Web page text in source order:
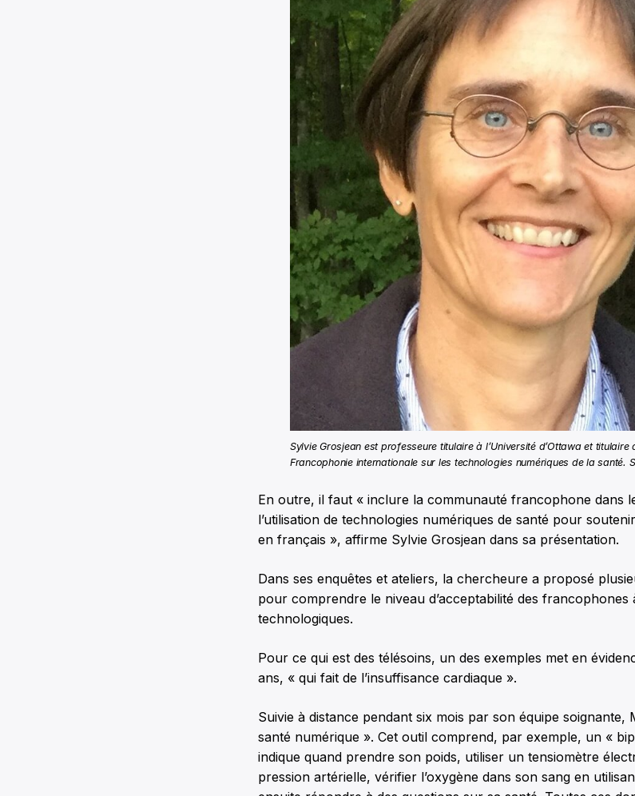
Sylvie Grosjean est professeure titulaire à l’Université d’Ottawa et
Francophonie internationale sur les technologies numériques de la santé.
En outre, il faut « inclure la communauté francophone dans
l’utilisation de technologies numériques de santé pour
en français », affirme Sylvie Grosjean dans sa présentation.
Dans ses enquêtes et ateliers, la chercheure a proposé
pour comprendre le niveau d’acceptabilité des francophones
technologiques.
Pour ce qui est des télésoins, un des exemples met en
ans, « qui fait de l’insuffisance cardiaque ».
Suivie à distance pendant six mois par son équipe
santé numérique ». Cet outil comprend, par exemple, un «
indique quand prendre son poids, utiliser un tensiomètre
pression artérielle, vérifier l’oxygène dans son sang en